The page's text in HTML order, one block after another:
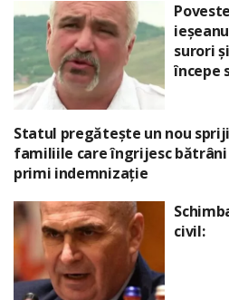
surori
începe
Statul pregătește un nou
familiile care îngrijesc bătrâni
primi indemnizație
civil: